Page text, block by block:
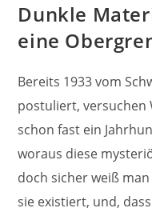
Dunkle
eine
Bereits 1933 vom
postuliert, versuchen
schon fast ein
woraus diese
doch sicher weiß
sie existiert, und,